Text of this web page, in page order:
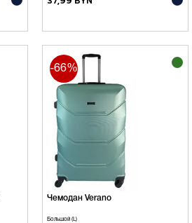
Чемодан Verano
Большой (L)
-66%